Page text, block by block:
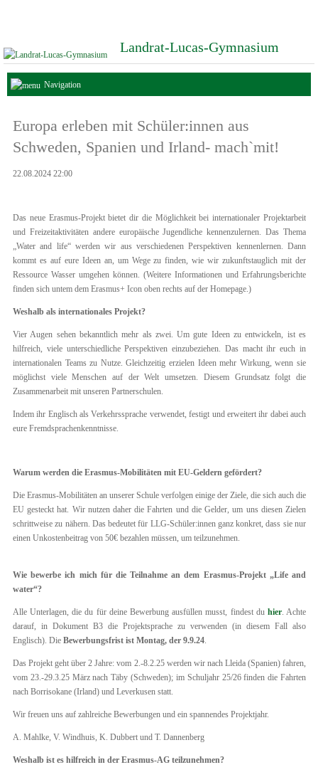
Landrat-Lucas-Gymnasium
Navigation
Europa erleben mit Schüler:innen aus
Schweden, Spanien und Irland- mach`mit!
22.08.2024 22:00
Das neue Erasmus-Projekt bietet dir die Möglichkeit bei internationaler Projektarbeit
und Freizeitaktivitäten andere europäische Jugendliche kennenzulernen. Das Thema
„Water and life“ werden wir aus verschiedenen Perspektiven kennenlernen. Dann
kommt es auf eure Ideen an, um Wege zu finden, wie wir zukunftstauglich mit der
Ressource Wasser umgehen können. (Weitere Informationen und Erfahrungsberichte
finden sich untem dem Erasmus+ Icon oben rechts auf der Homepage.)
Weshalb als internationales Projekt?
Vier Augen sehen bekanntlich mehr als zwei. Um gute Ideen zu entwickeln, ist es
hilfreich, viele unterschiedliche Perspektiven einzubeziehen. Das macht ihr euch in
internationalen Teams zu Nutze. Gleichzeitig erzielen Ideen mehr Wirkung, wenn sie
möglichst viele Menschen auf der Welt umsetzen. Diesem Grundsatz folgt die
Zusammenarbeit mit unseren Partnerschulen.
Indem ihr Englisch als Verkehrssprache verwendet, festigt und erweitert ihr dabei auch
eure Fremdsprachenkenntnisse.
Warum werden die Erasmus-Mobilitäten mit EU-Geldern gefördert?
Die Erasmus-Mobilitäten an unserer Schule verfolgen einige der Ziele, die sich auch die
EU gesteckt hat. Wir nutzen daher die Fahrten und die Gelder, um uns diesen Zielen
schrittweise zu nähern. Das bedeutet für LLG-Schüler:innen ganz konkret, dass sie nur
einen Unkostenbeitrag von 50€ bezahlen müssen, um teilzunehmen.
Wie bewerbe ich mich für die Teilnahme an dem Erasmus-Projekt „Life and
water“?
Alle Unterlagen, die du für deine Bewerbung ausfüllen musst, findest du hier. Achte
darauf, in Dokument B3 die Projektsprache zu verwenden (in diesem Fall also
Englisch). Die Bewerbungsfrist ist Montag, der 9.9.24.
Das Projekt geht über 2 Jahre: vom 2.-8.2.25 werden wir nach Lleida (Spanien) fahren,
vom 23.-29.3.25 März nach Täby (Schweden); im Schuljahr 25/26 finden die Fahrten
nach Borrisokane (Irland) und Leverkusen statt.
Wir freuen uns auf zahlreiche Bewerbungen und ein spannendes Projektjahr.
A. Mahlke, V. Windhuis, K. Dubbert und T. Dannenberg
Weshalb ist es hilfreich in der Erasmus-AG teilzunehmen?